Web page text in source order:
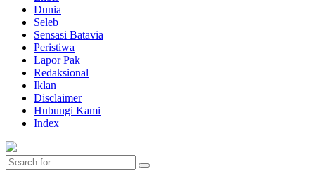
Dunia
Seleb
Sensasi Batavia
Peristiwa
Lapor Pak
Redaksional
Iklan
Disclaimer
Hubungi Kami
Index